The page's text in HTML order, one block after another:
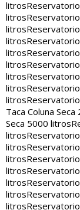
litros
litros
litros
litros
litros
litros
litros
litros
litros
Taca Coluna
Seca 5000 litros
litros
litros
litros
litros
litros
litros
litros